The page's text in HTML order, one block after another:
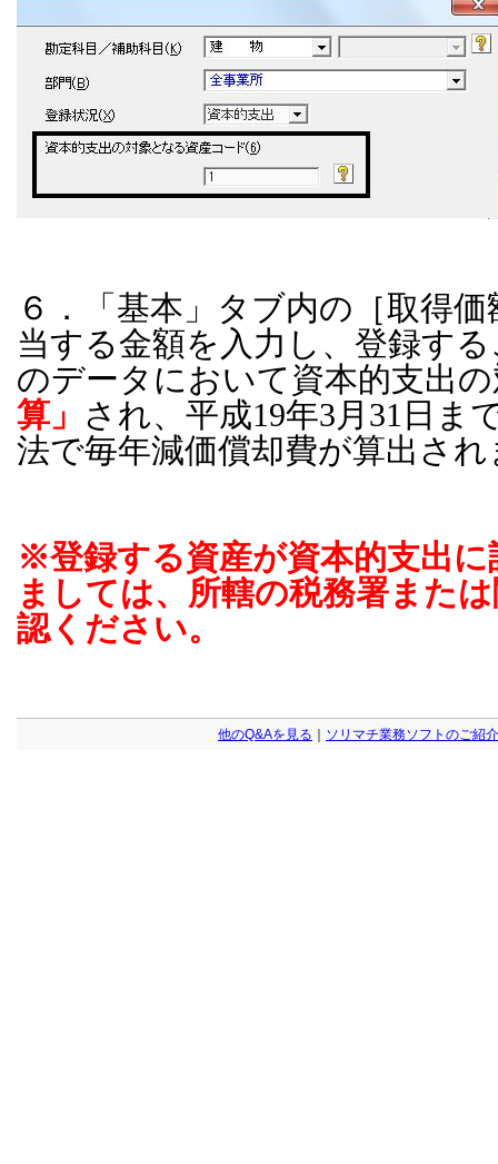
６．「基本」タブ内の［取得
当する金額を入力し、登録す
のデータにおいて資本的支出
算」
され、平成19年3月31日ま
法で毎年減価償却費が算出され
※登録する資産が資本的支出
ましては、所轄の税務署また
認ください。
他のQ&Aを見る ソリマチ業務ソフトのご紹介